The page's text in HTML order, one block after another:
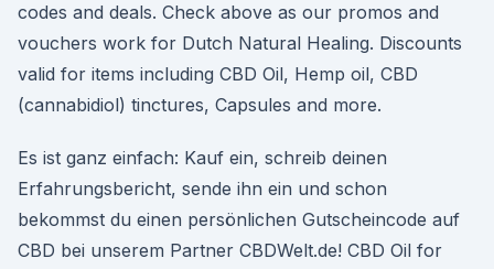
codes and deals. Check above as our promos and
vouchers work for Dutch Natural Healing. Discounts
valid for items including CBD Oil, Hemp oil, CBD
(cannabidiol) tinctures, Capsules and more.
Es ist ganz einfach: Kauf ein, schreib deinen
Erfahrungsbericht, sende ihn ein und schon
bekommst du einen persönlichen Gutscheincode auf
CBD bei unserem Partner CBDWelt.de! CBD Oil for